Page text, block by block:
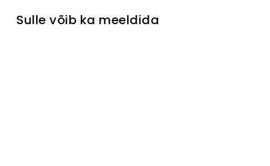
Sulle võib ka meeldida